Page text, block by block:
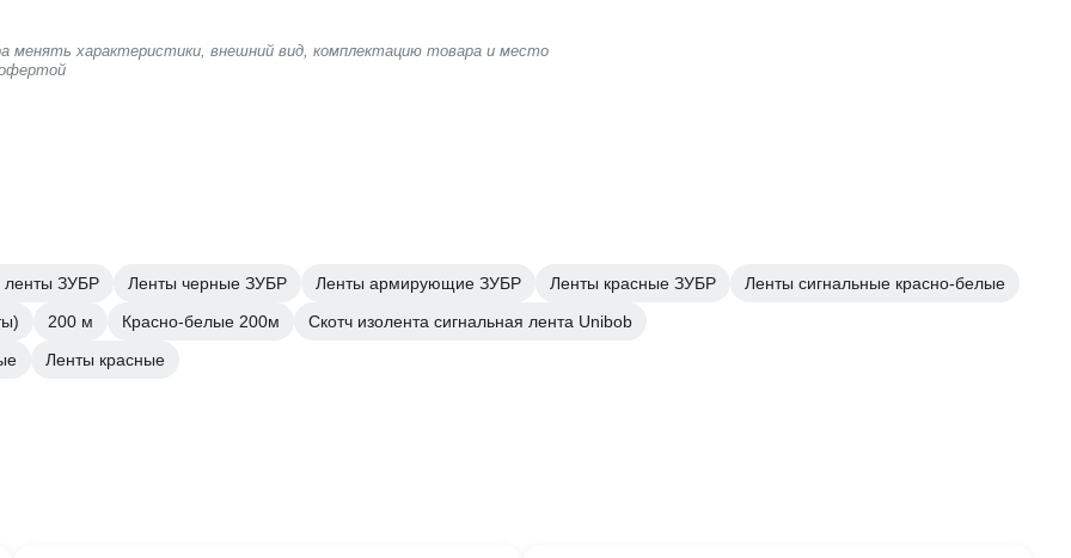
менять характеристики, внешний вид, комплектацию товара и место
офертой
ленты ЗУБР Ленты черные ЗУБР Ленты армирующие ЗУБР Ленты красные ЗУБР
Ленты сигнальные красно-белые
200 м Красно-белые 200м
Скотч изолента сигнальная лента Unibob
Ленты красные